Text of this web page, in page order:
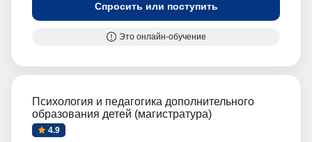
Спросить или поступить
Это онлайн-обучение
Психология и педагогика дополнительного
образования детей (магистратура)
4.9